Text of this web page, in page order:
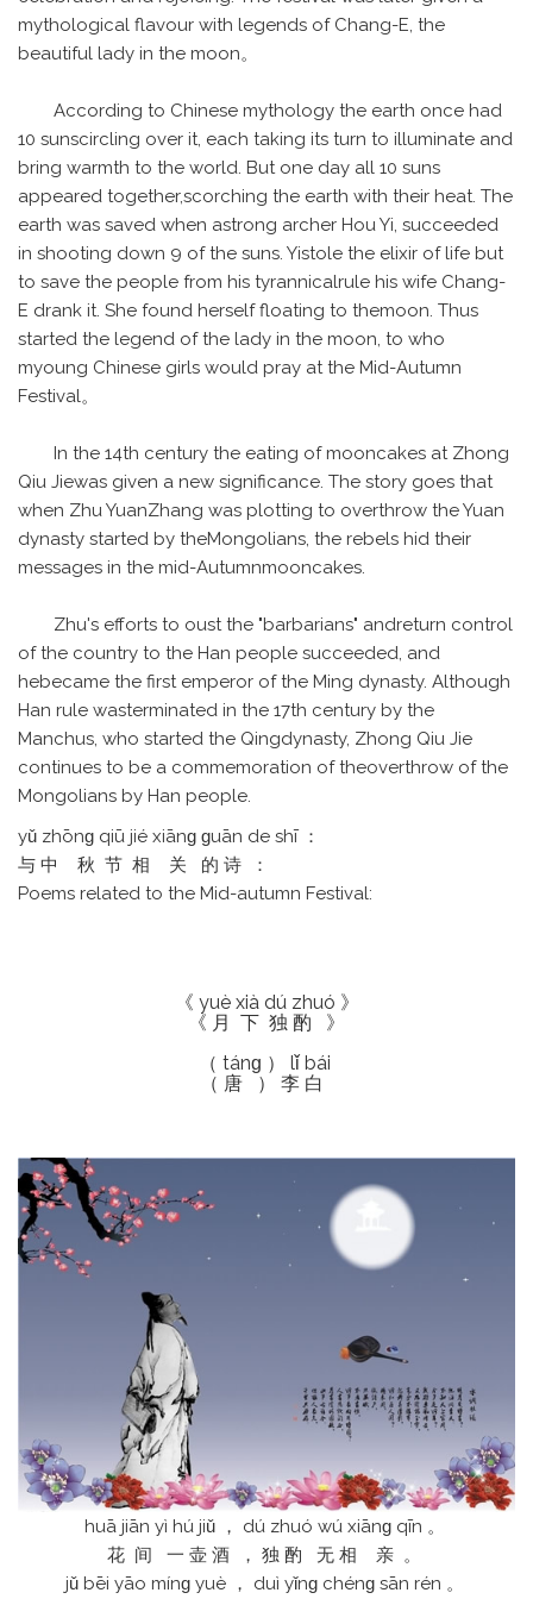
mythological flavour with legends of Chang-E, the
beautiful lady in the moon。
According to Chinese mythology the earth once had
10 sunscircling over it, each taking its turn to illuminate and
bring warmth to the world. But one day all 10 suns
appeared together,scorching the earth with their heat. The
earth was saved when astrong archer Hou Yi, succeeded
in shooting down 9 of the suns. Yistole the elixir of life but
to save the people from his tyrannicalrule his wife Chang-
E drank it. She found herself floating to themoon. Thus
started the legend of the lady in the moon, to who
myoung Chinese girls would pray at the Mid-Autumn
Festival。
In the 14th century the eating of mooncakes at Zhong
Qiu Jiewas given a new significance. The story goes that
when Zhu YuanZhang was plotting to overthrow the Yuan
dynasty started by theMongolians, the rebels hid their
messages in the mid-Autumnmooncakes.
Zhu's efforts to oust the "barbarians" andreturn control
of the country to the Han people succeeded, and
hebecame the first emperor of the Ming dynasty. Although
Han rule wasterminated in the 17th century by the
Manchus, who started the Qingdynasty, Zhong Qiu Jie
continues to be a commemoration of theoverthrow of the
Mongolians by Han people.
yǔ zhōnɡ qiū jié xiānɡ ɡuān de shī ：
与 中 秋 节 相 关 的 诗 ：
Poems related to the Mid-autumn Festival:
《 yuè xià dú zhuó 》
《 月 下 独 酌 》
（ tánɡ ） lǐ bái
（ 唐 ） 李 白
huā jiān yì hú jiǔ ， dú zhuó wú xiānɡ qīn 。
花 间 一 壶 酒 ， 独 酌 无 相 亲 。
jǔ bēi yāo mínɡ yuè ， duì yǐnɡ chénɡ sān rén 。